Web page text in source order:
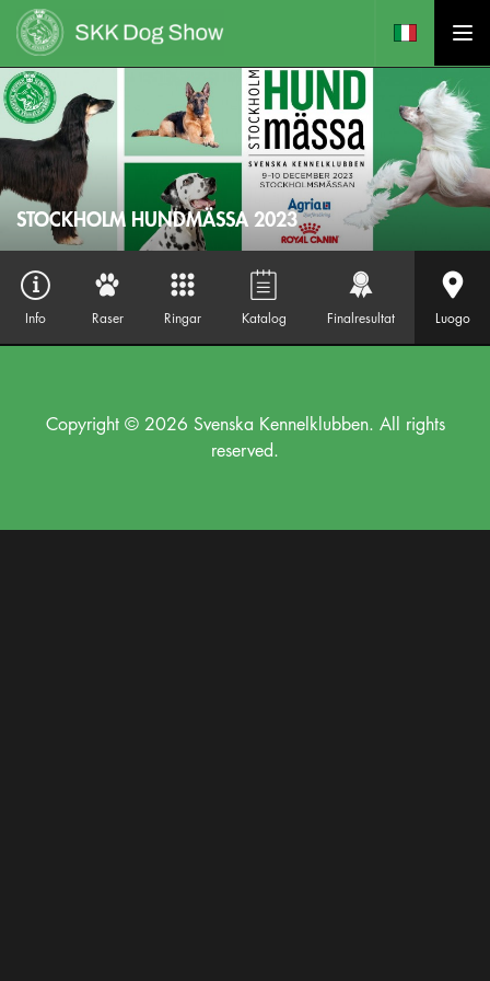
STOCKHOLM HUNDMÄSSA 2023
Info Raser Ringar Katalog Finalresultat Luogo
Copyright © 2026 Svenska Kennelklubben. All rights
reserved.